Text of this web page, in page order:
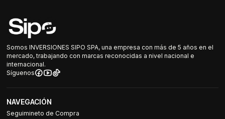
Somos INVERSIONES SIPO SPA, una empresa con más de 5 años en el
mercado, trabajando con marcas reconocidas a nivel nacional e
internacional.
Síguenos
NAVEGACIÓN
Seguimineto de Compra